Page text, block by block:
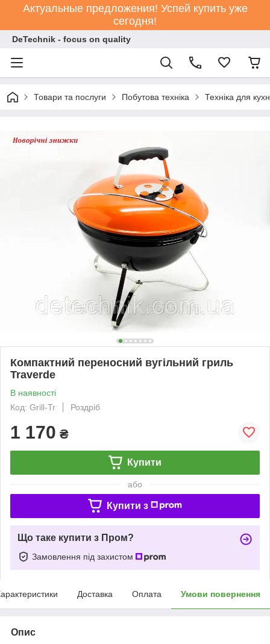
Актуальные предложения! Успей купить уже
сегодня!
DeTechnik - focus on quality
Товари та послуги Побутова техніка Техніка для
Компактний переносний вугільний гриль
Traverde
В наявності
Код: Grill-Tr
Роздріб
1 170 ₴
Купити
або
Купити з
Що таке купити з Пром?
Замовлення під захистом
Доставка Оплата Умови повернення
Опис